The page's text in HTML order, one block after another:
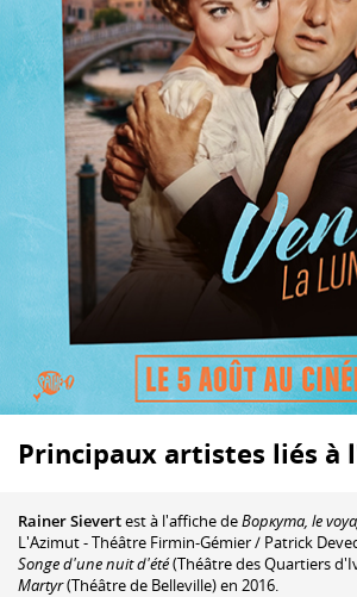
Principaux artistes liés à
Rainer Sievertest à l'affiche deВоркута, le
L'Azimut - Théâtre Firmin-Gémier / Patrick
Songe d'une nuit d'été(Théâtre des Quartiers
Martyr(Théâtre de Belleville) en 2016.